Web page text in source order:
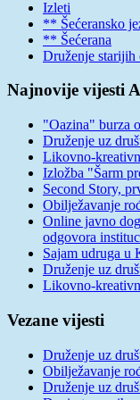
Izleti
** Šećeransko
** Šećerana
Druženje starijih
Najnovije vijesti
"Oazina" burza
Druženje uz
Likovno-
Izložba "Šarm
Second Story,
Obilježavanje
Online javno
odgovora
Sajam udruga u
Druženje uz
Likovno-
Vezane vijesti
Druženje uz
Obilježavanje
Druženje uz